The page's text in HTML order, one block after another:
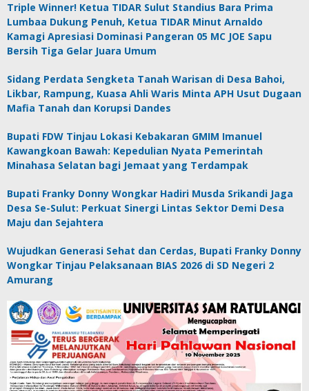
Triple Winner! Ketua TIDAR Sulut Standius Bara Prima
Lumbaa Dukung Penuh, Ketua TIDAR Minut Arnaldo
Kamagi Apresiasi Dominasi Pangeran 05 MC JOE Sapu
Bersih Tiga Gelar Juara Umum
Sidang Perdata Sengketa Tanah Warisan di Desa Bahoi,
Likbar, Rampung, Kuasa Ahli Waris Minta APH Usut Dugaan
Mafia Tanah dan Korupsi Dandes
Bupati FDW Tinjau Lokasi Kebakaran GMIM Imanuel
Kawangkoan Bawah: Kepedulian Nyata Pemerintah
Minahasa Selatan bagi Jemaat yang Terdampak
Bupati Franky Donny Wongkar Hadiri Musda Srikandi Jaga
Desa Se-Sulut: Perkuat Sinergi Lintas Sektor Demi Desa
Maju dan Sejahtera
Wujudkan Generasi Sehat dan Cerdas, Bupati Franky Donny
Wongkar Tinjau Pelaksanaan BIAS 2026 di SD Negeri 2
Amurang